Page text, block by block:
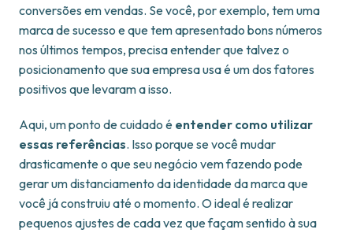
conversões em vendas. Se você, por exemplo, tem uma
marca de sucesso e que tem apresentado bons números
nos últimos tempos, precisa entender que talvez o
posicionamento que sua empresa usa é um dos fatores
positivos que levaram a isso.
Aqui, um ponto de cuidado é entender como utilizar
essas referências. Isso porque se você mudar
drasticamente o que seu negócio vem fazendo pode
gerar um distanciamento da identidade da marca que
você já construiu até o momento. O ideal é realizar
pequenos ajustes de cada vez que façam sentido à sua